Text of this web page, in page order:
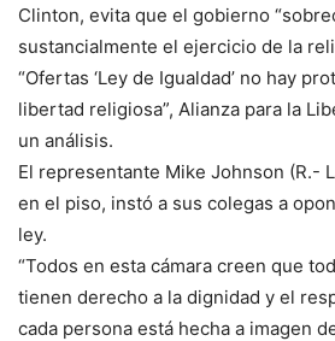
Clinton, evita que el gobierno
sustancialmente el ejercicio de la
“Ofertas ‘Ley de Igualdad’ no hay
libertad religiosa”, Alianza para la
un análisis.
El representante Mike Johnson (R.-
en el piso, instó a sus colegas a
ley.
“Todos en esta cámara creen que
tienen derecho a la dignidad y el
cada persona está hecha a imagen